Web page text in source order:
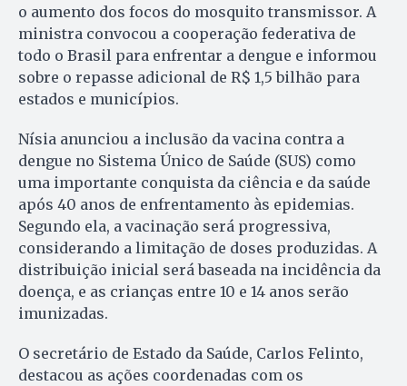
o aumento dos focos do mosquito transmissor. A
ministra convocou a cooperação federativa de
todo o Brasil para enfrentar a dengue e informou
sobre o repasse adicional de R$ 1,5 bilhão para
estados e municípios.
Nísia anunciou a inclusão da vacina contra a
dengue no Sistema Único de Saúde (SUS) como
uma importante conquista da ciência e da saúde
após 40 anos de enfrentamento às epidemias.
Segundo ela, a vacinação será progressiva,
considerando a limitação de doses produzidas. A
distribuição inicial será baseada na incidência da
doença, e as crianças entre 10 e 14 anos serão
imunizadas.
O secretário de Estado da Saúde, Carlos Felinto,
destacou as ações coordenadas com os